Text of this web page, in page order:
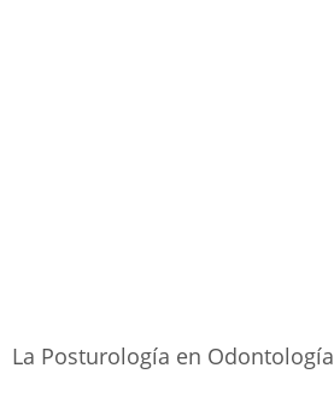
La Posturología en Odontología